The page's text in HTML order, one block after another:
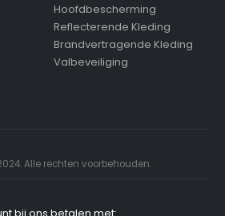
Hoofdbescherming
Reflecterende Kleding
Brandvertragende Kleding
Valbeveiliging
Alle rechten voorbehouden.